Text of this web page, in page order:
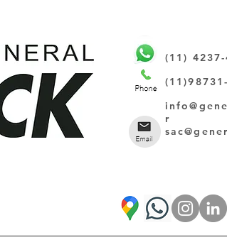
(11) 4237-
r